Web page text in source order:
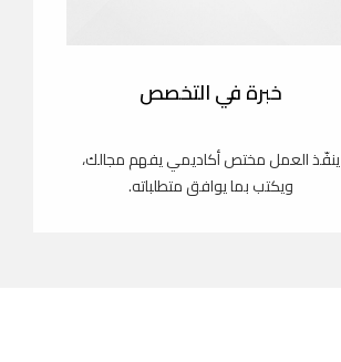
خبرة في التخصص
ينفّذ العمل مختص أكاديمي يفهم مجالك،
ويكتب بما يوافق متطلباته.